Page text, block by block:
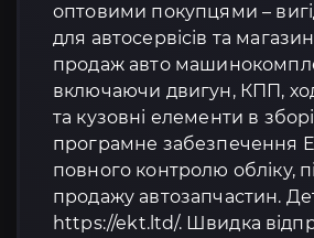
оптовими покупцями –
для автосервісів та
продаж авто
включаючи двигун, КПП,
та кузовні елементи в
програмне забезпечення
повного контролю обліку,
продажу автозапчастин.
https://ekt.ltd/. Швидка